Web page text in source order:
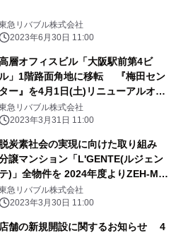
急リバブル株式会社
2023年6月30日 11:00
層オフィスビル「大阪駅前第4ビ
ル」1階路面角地に移転 『梅田セン
ター』を4月1日(土)リニューアルオー
ン
急リバブル株式会社
2023年3月31日 11:00
脱炭素社会の実現に向けた取り組み
譲マンション「L'GENTE(ルジェン
テ)」全物件を 2024年度よりZEH-M
標準仕様化へ
急リバブル株式会社
2023年3月30日 11:00
店舗の新規開設に関するお知らせ 4